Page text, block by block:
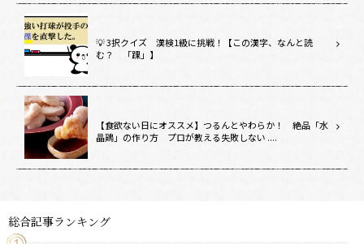
💡 3択クイズ 漢検1級に挑戦！【この漢字、なんと読
む？ 「踝」】
【食欲ない日にオススメ】つるんとやわらか！ 絶品「水
晶鶏」の作り方 プロが教える失敗しない ....
総合記事ランキング